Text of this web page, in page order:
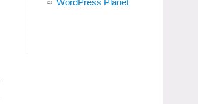
WordPress Planet